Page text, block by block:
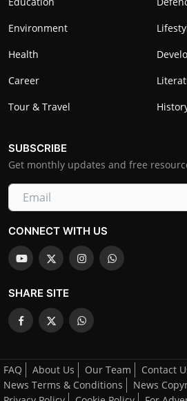
Environment
Health
Career
Tour & Travel
SUBSCRIBE
Get monthly updates and free
CONNECT WITH US
SHARE SITE
FAQ About Us Our Team
Contact
News Terms & Conditions
News